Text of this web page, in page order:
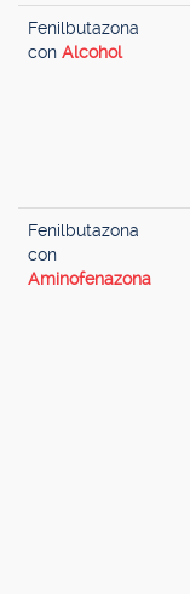
Fenilbutazona
con Alcohol
Fenilbutazona
con
Aminofenazona